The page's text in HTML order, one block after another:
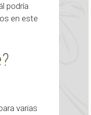
podría
en este
varias